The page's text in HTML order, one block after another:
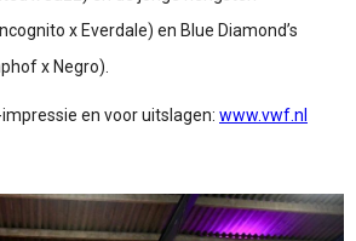
x Everdale) en Blue Diamond’s
x Negro).
en voor uitslagen: www.vwf.nl